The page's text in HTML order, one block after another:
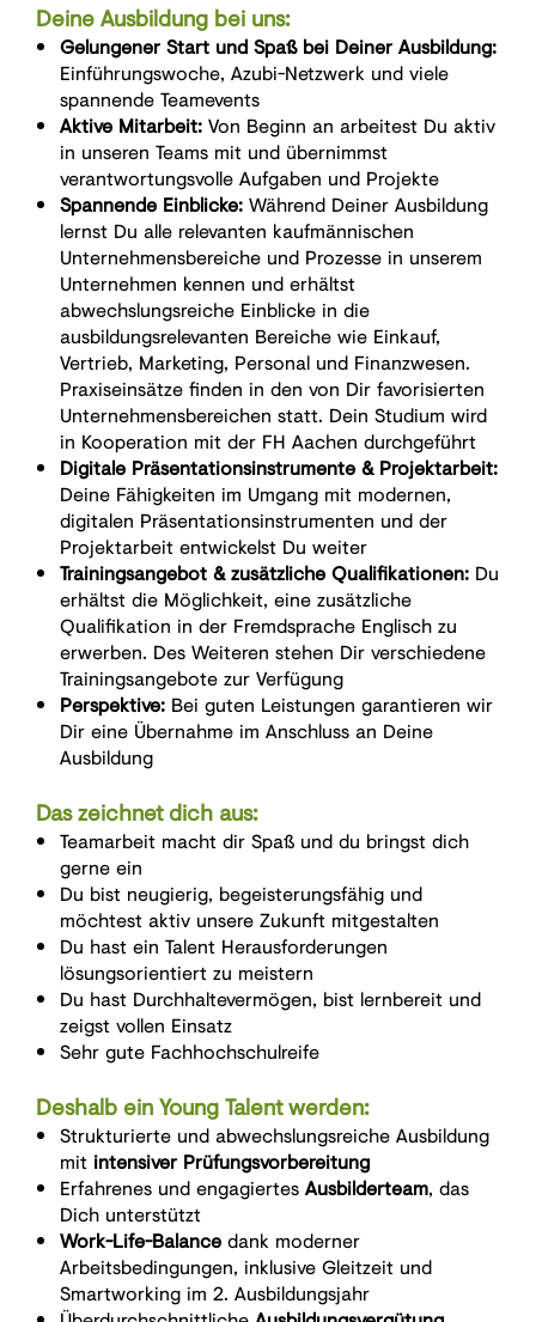
Deine Ausbildung bei uns:
Gelungener Start und Spaß bei Deiner Ausbildung:
Einführungswoche, Azubi-Netzwerk und viele
spannende Teamevents
Aktive Mitarbeit: Von Beginn an arbeitest Du aktiv
in unseren Teams mit und übernimmst
verantwortungsvolle Aufgaben und Projekte
Spannende Einblicke: Während Deiner Ausbildung
lernst Du alle relevanten kaufmännischen
Unternehmensbereiche und Prozesse in unserem
Unternehmen kennen und erhältst
abwechslungsreiche Einblicke in die
ausbildungsrelevanten Bereiche wie Einkauf,
Vertrieb, Marketing, Personal und Finanzwesen.
Praxiseinsätze finden in den von Dir favorisierten
Unternehmensbereichen statt. Dein Studium wird
in Kooperation mit der FH Aachen durchgeführt
Digitale Präsentationsinstrumente & Projektarbeit:
Deine Fähigkeiten im Umgang mit modernen,
digitalen Präsentationsinstrumenten und der
Projektarbeit entwickelst Du weiter
Trainingsangebot & zusätzliche Qualifikationen: Du
erhältst die Möglichkeit, eine zusätzliche
Qualifikation in der Fremdsprache Englisch zu
erwerben. Des Weiteren stehen Dir verschiedene
Trainingsangebote zur Verfügung
Perspektive: Bei guten Leistungen garantieren wir
Dir eine Übernahme im Anschluss an Deine
Ausbildung
Das zeichnet dich aus:
Teamarbeit macht dir Spaß und du bringst dich
gerne ein
Du bist neugierig, begeisterungsfähig und
möchtest aktiv unsere Zukunft mitgestalten
Du hast ein Talent Herausforderungen
lösungsorientiert zu meistern
Du hast Durchhaltevermögen, bist lernbereit und
zeigst vollen Einsatz
Sehr gute Fachhochschulreife
Deshalb ein Young Talent werden:
Strukturierte und abwechslungsreiche Ausbildung
mit intensiver Prüfungsvorbereitung
Erfahrenes und engagiertes Ausbilderteam, das
Dich unterstützt
Work-Life-Balance dank moderner
Arbeitsbedingungen, inklusive Gleitzeit und
Smartworking im 2. Ausbildungsjahr